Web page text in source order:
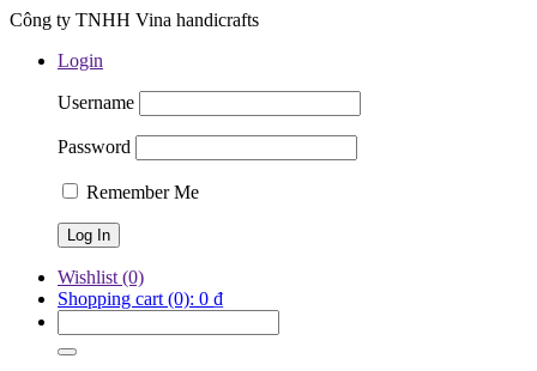
Công ty TNHH Vina handicrafts
Login
Username
Password
Remember Me
Wishlist (0)
Shopping cart (0): 0 ₫